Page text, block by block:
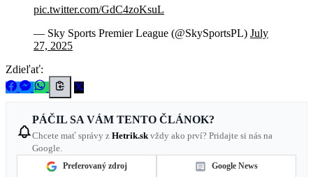
pic.twitter.com/GdC4zoKsuL
— Sky Sports Premier League (@SkySportsPL) July
27, 2025
Zdieľať:
PÁČIL SA VÁM TENTO ČLÁNOK?
Chcete mať správy z Hetrik.sk vždy ako prví? Pridajte si nás na
Google.
Preferovaný zdroj Google News